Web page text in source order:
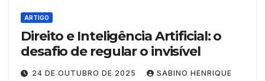
ARTIGO
Direito e Inteligência Artificial: o
desafio de regular o invisível
24 DE OUTUBRO DE 2025 SABINO HENRIQUE